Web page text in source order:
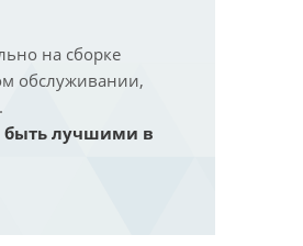
на сборке
обслуживании,
быть лучшими в